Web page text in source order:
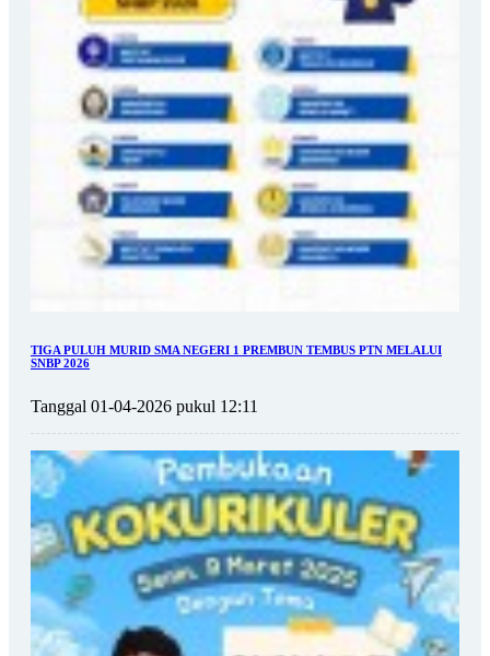
TIGA PULUH MURID SMA NEGERI 1 PREMBUN TEMBUS PTN MELALUI
SNBP 2026
Tanggal 01-04-2026 pukul 12:11